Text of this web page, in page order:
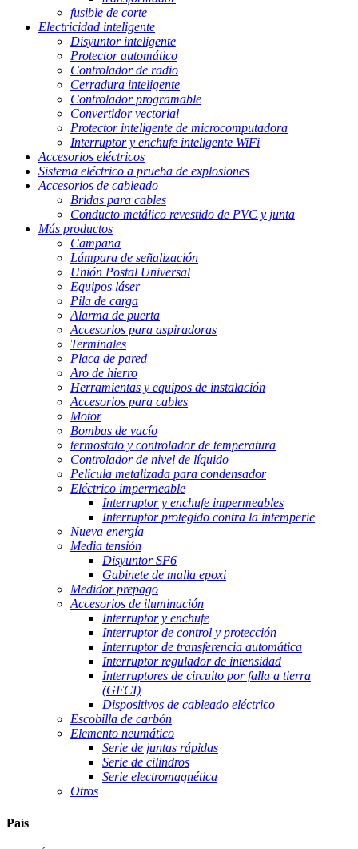
fusible de corte
Electricidad inteligente
Disyuntor inteligente
Protector automático
Controlador de radio
Cerradura inteligente
Controlador programable
Convertidor vectorial
Protector inteligente de microcomputadora
Interruptor y enchufe inteligente WiFi
Accesorios eléctricos
Sistema eléctrico a prueba de explosiones
Accesorios de cableado
Bridas para cables
Conducto metálico revestido de PVC y junta
Más productos
Campana
Lámpara de señalización
Unión Postal Universal
Equipos láser
Pila de carga
Alarma de puerta
Accesorios para aspiradoras
Terminales
Placa de pared
Aro de hierro
Herramientas y equipos de instalación
Accesorios para cables
Motor
Bombas de vacío
termostato y controlador de temperatura
Controlador de nivel de líquido
Película metalizada para condensador
Eléctrico impermeable
Interruptor y enchufe impermeables
Interruptor protegido contra la intemperie
Nueva energía
Media tensión
Disyuntor SF6
Gabinete de malla epoxi
Medidor prepago
Accesorios de iluminación
Interruptor y enchufe
Interruptor de control y protección
Interruptor de transferencia automática
Interruptor regulador de intensidad
Interruptores de circuito por falla a tierra
(GFCI)
Dispositivos de cableado eléctrico
Escobilla de carbón
Elemento neumático
Serie de juntas rápidas
Serie de cilindros
Serie electromagnética
Otros
País